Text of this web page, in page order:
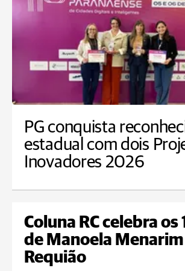
PG conquista
estadual com dois
Inovadores 2026
Coluna RC celebra os
de Manoela Menarim
Requião